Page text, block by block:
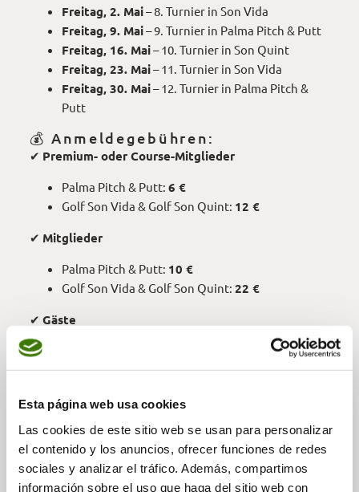
Esta página web usa cookies
Las cookies de este sitio web se usan para personalizar
el contenido y los anuncios, ofrecer funciones de redes
sociales y analizar el tráfico. Además, compartimos
información sobre el uso que haga del sitio web con
Freitag, 2. Mai– 8. Turnier in Son Vida
Freitag, 9. Mai– 9. Turnier in Palma Pitch & Putt
Freitag, 16. Mai– 10. Turnier in Son Quint
Freitag, 23. Mai– 11. Turnier in Son Vida
Freitag, 30. Mai– 12. Turnier in Palma Pitch &
Putt
💰 Anmeldegebühren:
✔ Premium- oder Course-Mitglieder
Palma Pitch & Putt:6 €
Golf Son Vida & Golf Son Quint: 12 €
✔ Mitglieder
Palma Pitch & Putt: 10 €
Golf Son Vida & Golf Son Quint:22 €
✔Gäste
Golf Son Vida & Golf Son Quint:50 €
🎁 Preise für die Gewinner:
Gesamte Turnierserie
18-Loch-Turnierserie
Pitch & Putt Turnierserie